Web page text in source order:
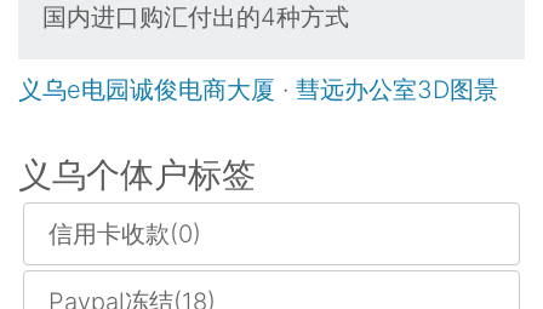
国内进口购汇付出的4种方式
义乌e电园诚俊电商大厦 · 彗远办公室3D图景
义乌个体户标签
信用卡收款(0)
Paypal冻结(18)